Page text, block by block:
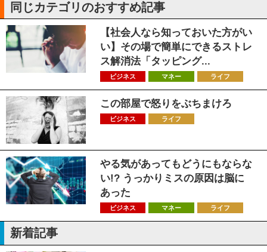
同じカテゴリのおすすめ記事
【社会人なら知っておいた方がい
い】その場で簡単にできるストレ
ス解消法「タッピング...
ビジネス マネー ライフ
この部屋で怒りをぶちまけろ
ビジネス ライフ
やる気があってもどうにもならな
い!? うっかりミスの原因は脳に
あった
ビジネス マネー ライフ
新着記事